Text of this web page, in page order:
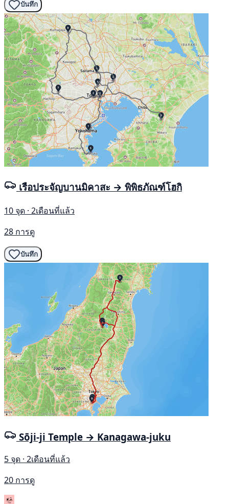
บันทึก
เรือประจัญบานมิคาสะ → พิพิธภัณฑ์โฮกิ
10 จุด · 2เดือนที่แล้ว
28 การดู
บันทึก
Sōji-ji Temple → Kanagawa-juku
5 จุด · 2เดือนที่แล้ว
20 การดู